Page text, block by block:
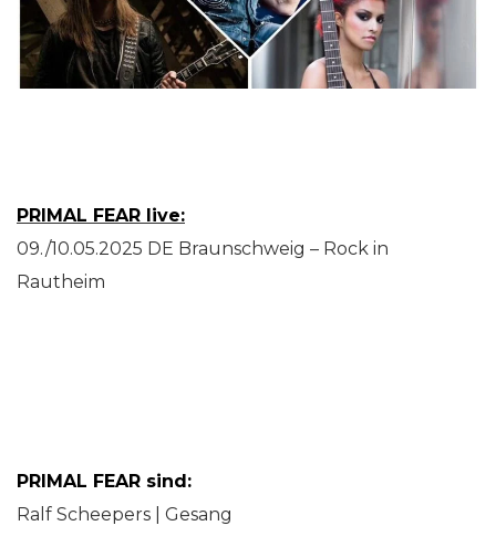
PRIMAL FEAR live:
09./10.05.2025 DE Braunschweig – Rock in
Rautheim
PRIMAL FEAR sind:
Ralf Scheepers | Gesang